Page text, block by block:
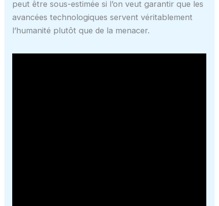
peut être sous-estimée si l’on veut garantir que les
avancées technologiques servent véritablement
l’humanité plutôt que de la menacer.